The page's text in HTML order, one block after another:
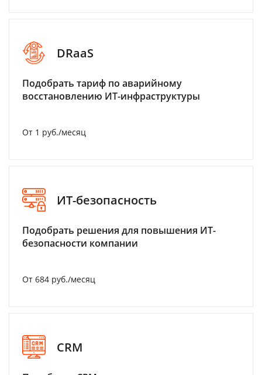
DRaaS
Подобрать тариф по аварийному
восстановлению ИТ-инфраструктуры
От 1 руб./месяц
ИТ-безопасность
Подобрать решения для повышения ИТ-
безопасности компании
От 684 руб./месяц
CRM